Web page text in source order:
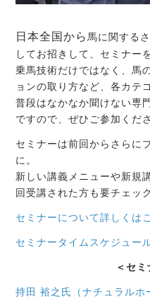
日本全国から 馬に関する
してお招きして、セミナー
乗馬技術だけではなく、馬
ョンの取り方など、各カテ
普段はなかなか聞けない専
ですので、ぜひご参加くだ
セミナーは前回からさらに
に。
新しい講義メニューや新規
回受講された方も要チェッ
セミナーについて詳しくは
セミナータイムスケジュー
＜セミ
持田 裕之氏（ナチュラルホ